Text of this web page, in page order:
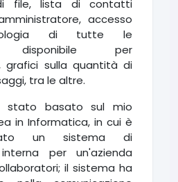
file, lista di contatti
accesso
di tutte le
disponibile per
grafici sulla quantità di
tra le altre.
stato basato sul mio
in Informatica, in cui è
un sistema di
per un'azienda
il sistema ha